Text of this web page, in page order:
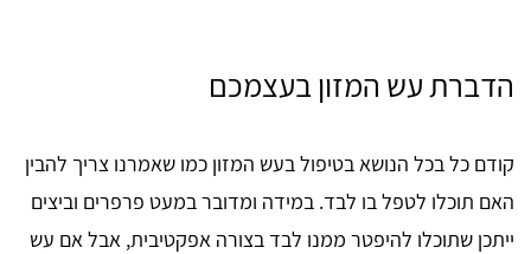
הדברת עש המזון בעצמכם
קודם כל בכל הנושא בטיפול בעש המזון כמו שאמרנו צריך להבין
האם תוכלו לטפל בו לבד. במידה ומדובר במעט פרפרים וביצים
ייתכן שתוכלו להיפטר ממנו לבד בצורה אפקטיבית, אבל אם עש